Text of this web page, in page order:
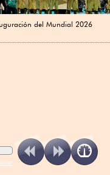
del Mundial 2026